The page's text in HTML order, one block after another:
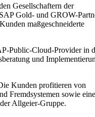
Gesellschaftern der
Gold- und GROW-
maßgeschneiderte
Public-Cloud-Provider in
und
Kunden profitieren von
Fremdsystemen sowie
Allgeier-Gruppe.